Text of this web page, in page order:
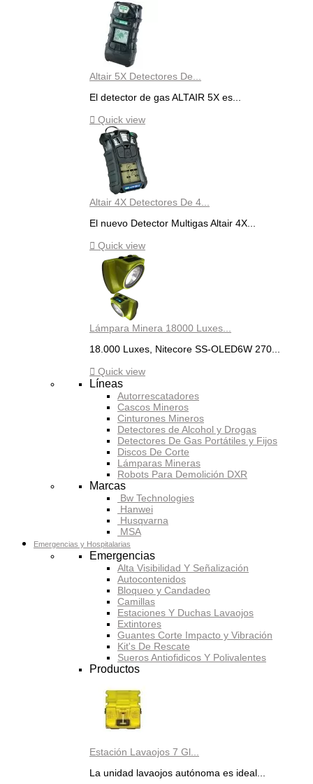
Altair 5X Detectores De...
El detector de gas ALTAIR 5X es...
 Quick view
Altair 4X Detectores De 4...
El nuevo Detector Multigas Altair 4X...
 Quick view
Lámpara Minera 18000 Luxes...
18.000 Luxes, Nitecore SS-OLED6W 270...
 Quick view
Líneas
Autorrescatadores
Cascos Mineros
Cinturones Mineros
Detectores de Alcohol y Drogas
Detectores De Gas Portátiles y Fijos
Discos De Corte
Lámparas Mineras
Robots Para Demolición DXR
Marcas
Bw Technologies
Hanwei
Husqvarna
MSA
Emergencias y Hospitalarias
Emergencias
Alta Visibilidad Y Señalización
Autocontenidos
Bloqueo y Candadeo
Camillas
Estaciones Y Duchas Lavaojos
Extintores
Guantes Corte Impacto y Vibración
Kit's De Rescate
Sueros Antiofidicos Y Polivalentes
Productos
Estación Lavaojos 7 Gl...
La unidad lavaojos autónoma es ideal...